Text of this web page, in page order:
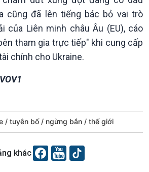
Multimedia
Ảnh
Video
Infographic
cũng đã lên tiếng bác bỏ vai trò
của Liên minh châu Âu (EU), cáo
tham gia trực tiếp" khi cung cấp
chính cho Ukraine.
tuyên bố ngừng bắn thế giới
khác